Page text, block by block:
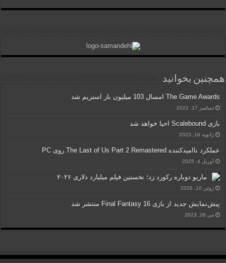
همچنین بخوانید
The Game Awards امسال 103 میلیون بار استریم شد
دسامبر 17, 2022
بازی Scalebound احیا خواهد شد
ژانویه 16, 2023
عملکرد ناامیدکننده The Last of Us Part 2 Remastered روی PC
آوریل 4, 2025
ماریو دوباره رکورد زد؛ نخستین فیلم میلیارد دلاری ۲۰۲۶
ژوئن 10, 2026
پیش‌نمایش جدید از بازی Final Fantasy 16 منتشر شد
می 26, 2023